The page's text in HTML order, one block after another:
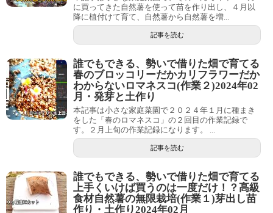
に買ってきた自然薯を使って苗を作り出し、４月以
降に植付けて育て、自然薯から自然薯を増...
記事を読む
誰でもできる、勢いで借りた畑で育てる
春のブロッコリーだかカリフラワーだか
わからないロマネスコ(作業２)2024年02
月・発芽と土作り
本記事は小さな家庭菜園で２０２４年１月に種まき
をした「春のロマネスコ」の２回目の作業記録で
す。２月上旬の作業記録になります。 ...
記事を読む
誰でもできる、勢いで借りた畑で育てる
上手くいけば買うのは一度だけ！？高級
食材自然薯の無限栽培(作業１)芽出し苗
作り・土作り2024年02月